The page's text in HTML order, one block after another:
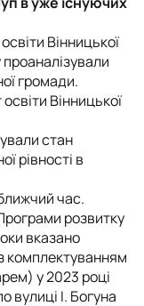
Вінницької
громади.
Вінницької
стан
рівності в
час.
розвитку
вказано
комплектуванням
у 2023 році
вулиці І. Богуна